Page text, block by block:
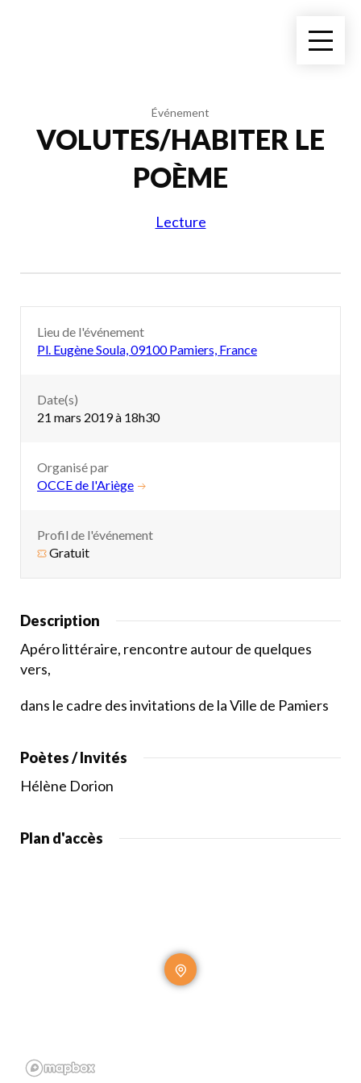
Événement
VOLUTES/HABITER LE
POÈME
Lecture
Lieu de l'événement
Pl. Eugène Soula, 09100 Pamiers, France
Date(s)
21 mars 2019 à 18h30
Organisé par
OCCE de l'Ariège
Profil de l'événement
Gratuit
Description
Apéro littéraire, rencontre autour de quelques
vers,
dans le cadre des invitations de la Ville de Pamiers
Poètes / Invités
Hélène Dorion
Plan d'accès